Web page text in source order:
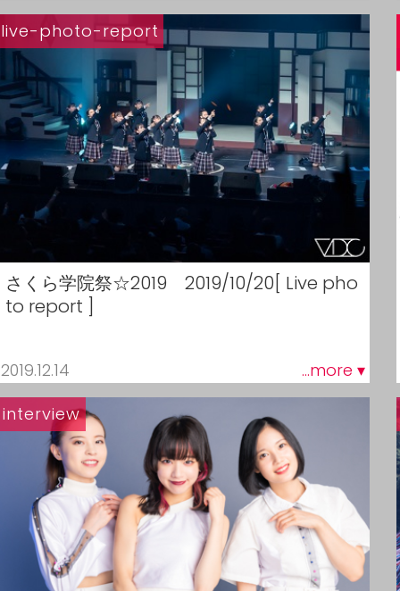
さくら学院祭☆2019 2019/10/20[ Live pho
to report ]
2019.12.14 ...more ▾
live-photo-report
interview